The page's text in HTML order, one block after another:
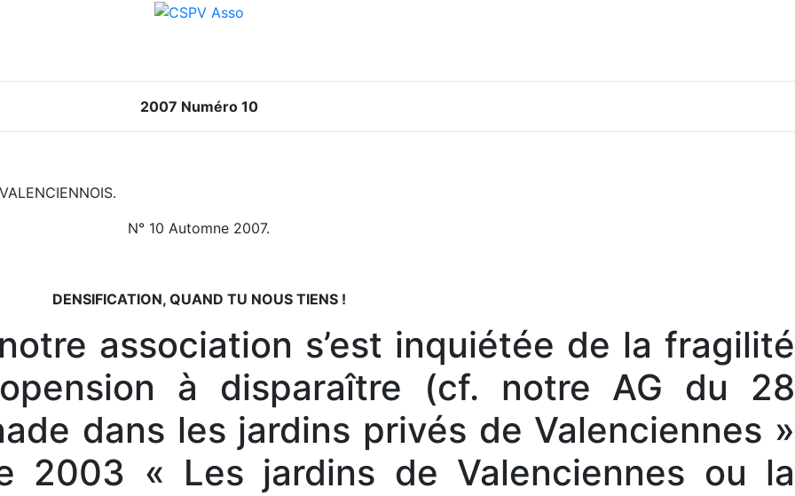
2007 Numéro 10
N° 10 Automne 2007.
DENSIFICATION, QUAND TU NOUS TIENS !
association s’est inquiétée de la fragilité
à disparaître (cf. notre AG du 28
dans les jardins privés de Valenciennes »
2003 « Les jardins de Valenciennes ou la